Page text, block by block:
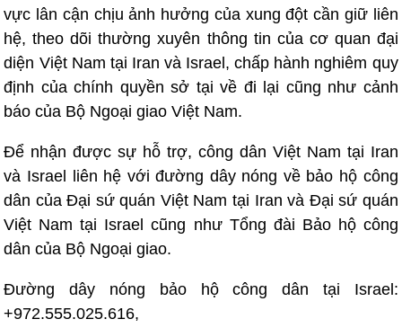
vực lân cận chịu ảnh hưởng của xung đột cần giữ liên
hệ, theo dõi thường xuyên thông tin của cơ quan đại
diện Việt Nam tại Iran và Israel, chấp hành nghiêm quy
định của chính quyền sở tại về đi lại cũng như cảnh
báo của Bộ Ngoại giao Việt Nam.
Để nhận được sự hỗ trợ, công dân Việt Nam tại Iran
và Israel liên hệ với đường dây nóng về bảo hộ công
dân của Đại sứ quán Việt Nam tại Iran và Đại sứ quán
Việt Nam tại Israel cũng như Tổng đài Bảo hộ công
dân của Bộ Ngoại giao.
Đường dây nóng bảo hộ công dân tại Israel:
+972.555.025.616,